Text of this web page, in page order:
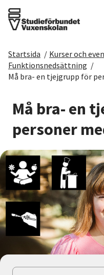
Det här gör vi
Sök kurser och
Om SV
Starta studiecirkel
Cirkelledare
Nyheter
Startsida / Kurser och
Funktionsnedsättning /
Må bra- en tjejgrupp för
Må bra- en
personer